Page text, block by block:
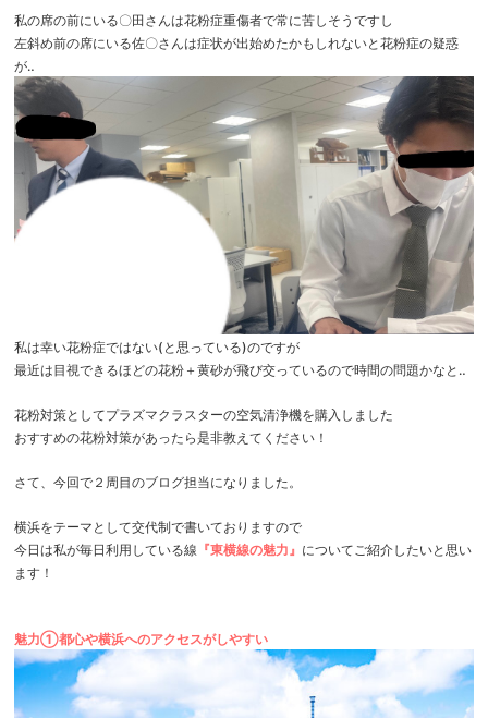
私の席の前にいる〇田さんは花粉症重傷者で常に苦しそうですし
左斜め前の席にいる佐〇さんは症状が出始めたかもしれないと花粉症の疑惑
が‥
私は幸い花粉症ではない(と思っている)のですが
最近は目視できるほどの花粉＋黄砂が飛び交っているので時間の問題かなと‥
花粉対策としてプラズマクラスターの空気清浄機を購入しました
おすすめの花粉対策があったら是非教えてください！
さて、今回で２周目のブログ担当になりました。
横浜をテーマとして交代制で書いておりますので
今日は私が毎日利用している線 『東横線の魅力』 についてご紹介したいと思い
ます！
魅力①都心や横浜へのアクセスがしやすい